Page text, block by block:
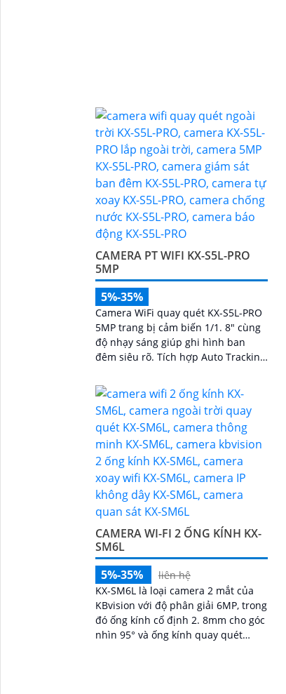
CAMERA PT WIFI KX-S5L-PRO
5MP
5%-35%
Camera WiFi quay quét KX-S5L-PRO
5MP trang bị cảm biến 1/1. 8" cùng
độ nhạy sáng giúp ghi hình ban
đêm siêu rõ. Tích hợp Auto Tracking,
quét tự...
CAMERA WI-FI 2 ỐNG KÍNH KX-
SM6L
5%-35%
liên hệ
KX-SM6L là loại camera 2 mắt của
KBvision với độ phân giải 6MP, trong
đó ống kính cố định 2. 8mm cho góc
nhìn 95° và ống kính quay quét